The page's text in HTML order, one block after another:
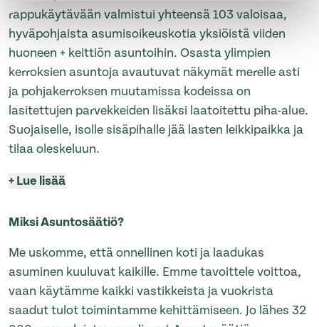
rappukäytävään valmistui yhteensä 103 valoisaa,
hyväpohjaista asumisoikeuskotia yksiöistä viiden
huoneen + keittiön asuntoihin. Osasta ylimpien
kerroksien asuntoja avautuvat näkymät merelle asti
ja pohjakerroksen muutamissa kodeissa on
lasitettujen parvekkeiden lisäksi laatoitettu piha-alue.
Suojaiselle, isolle sisäpihalle jää lasten leikkipaikka ja
tilaa oleskeluun.
+Lue lisää
Miksi Asuntosäätiö?
Me uskomme, että onnellinen koti ja laadukas
asuminen kuuluvat kaikille. Emme tavoittele voittoa,
vaan käytämme kaikki vastikkeista ja vuokrista
saadut tulot toimintamme kehittämiseen. Jo lähes 32